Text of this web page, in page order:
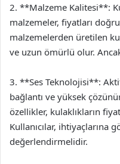
2. **Malzeme Kalitesi**:
malzemeler, fiyatları
malzemelerden üretilen
ve uzun ömürlü olur.
3. **Ses Teknolojisi**:
bağlantı ve yüksek
özellikler, kulaklıkların
Kullanıcılar, ihtiyaçlarına
değerlendirmelidir.